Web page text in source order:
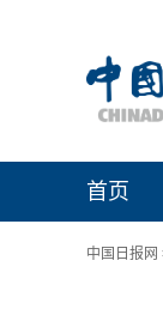
首页
中国日报网